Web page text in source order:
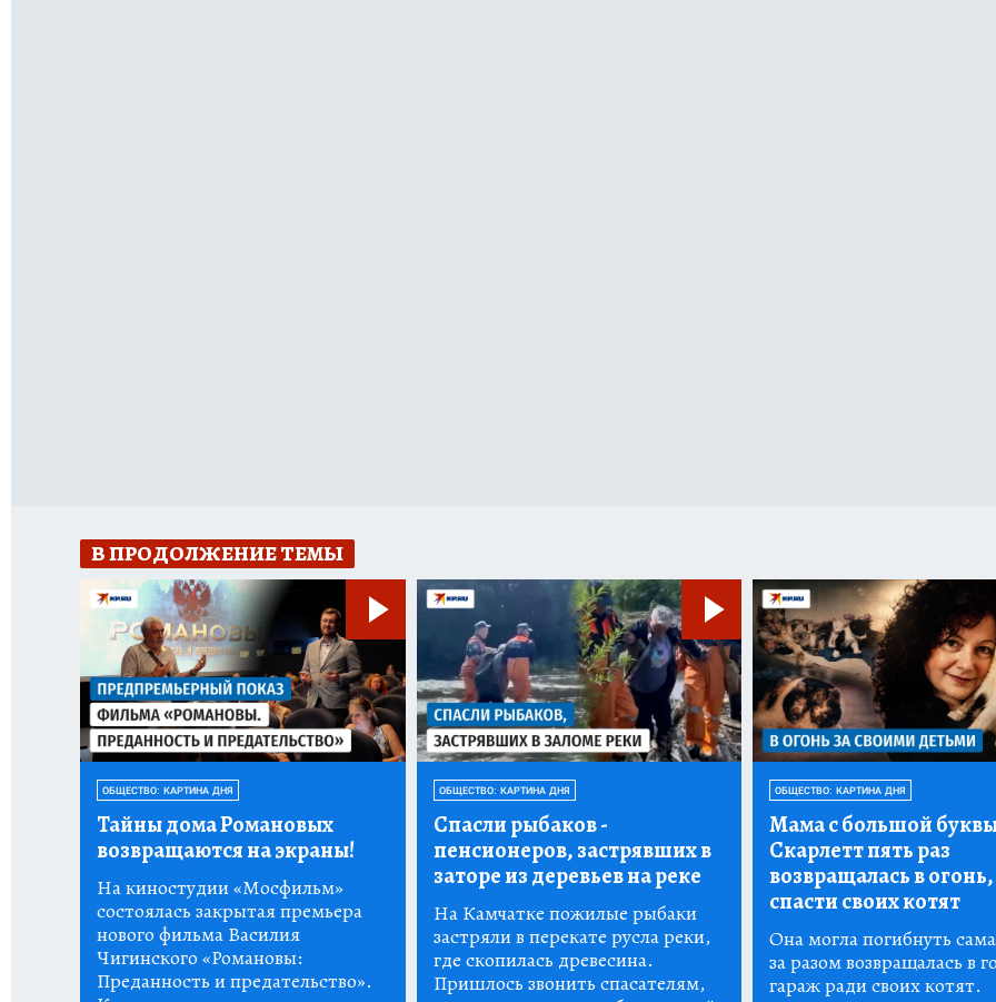
В ПРОДОЛЖЕНИЕ ТЕМЫ
ОБЩЕСТВО: КАРТИНА ДНЯ
Тайны дома Романовых
возвращаются на экраны!
На киностудии «Мосфильм»
состоялась закрытая премьера
нового фильма Василия
Чигинского «Романовы:
Преданность и предательство».
ОБЩЕСТВО: КАРТИНА ДНЯ
Спасли рыбаков-
пенсионеров, застрявших в
заторе из деревьев на реке
На Камчатке пожилые рыбаки
застряли в перекате русла реки,
где скопилась древесина.
Пришлось звонить спасателям,
ОБЩЕСТВО: КАРТИНА ДНЯ
Мама с большой
Скарлетт пять раз
возвращалась в
спасти своих котят
Она могла погибнуть
за разом возвращалась в
гараж ради своих котят.